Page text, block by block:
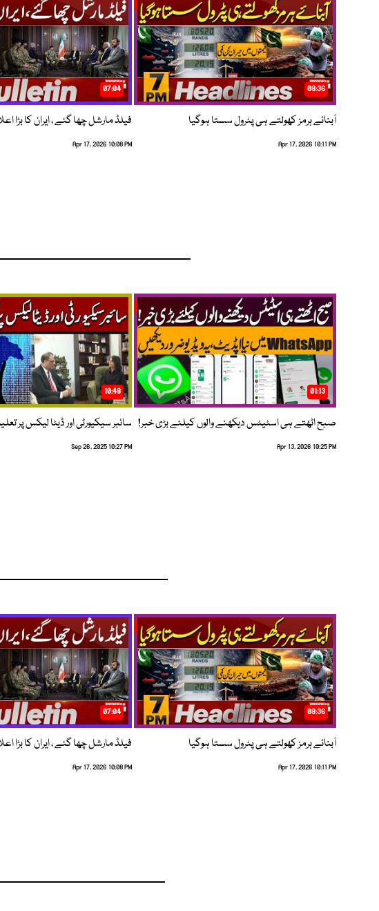
08:36
آبنائے ہرمز کھولتے ہی پٹرول سستا ہوگیا
Apr 17, 2026 10:11 PM
07:04
فیلڈ مارشل چھا گئے ، ایران کا بڑا
Apr 17, 2026 10:08 PM
01:13
صبح اٹھتے ہی اسٹیٹس دیکھنے والوں کیلئے بڑی خبر!
Apr 13, 2026 10:25 PM
10:48
سائبر سیکیورٹی اور ڈیٹا لیکس پر
Sep 26, 2025 10:27 PM
08:36
آبنائے ہرمز کھولتے ہی پٹرول سستا ہوگیا
Apr 17, 2026 10:11 PM
07:04
فیلڈ مارشل چھا گئے ، ایران کا بڑا
Apr 17, 2026 10:08 PM